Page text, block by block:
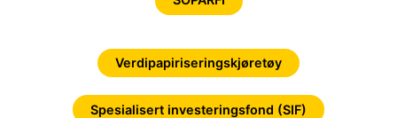
Verdipapiriseringskjøretøy
Spesialisert investeringsfond (SIF)